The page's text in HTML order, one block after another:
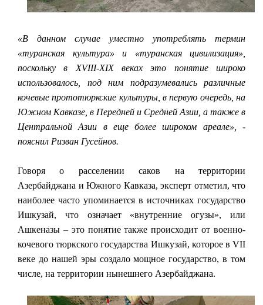
«В данном случае уместно употреблять термин
«туранская культура» и «туранская цивилизация»,
поскольку в XVIII-XIX веках это понятие широко
использовалось, под ним подразумевались различные
кочевые прототюркские культуры, в первую очередь, на
Южном Кавказе, в Передней и Средней Азии, а также в
Центральной Азии в еще более широком ареале», -
пояснил Ризван Гусейнов.
Говоря о расселении саков на территории
Азербайджана и Южного Кавказа, эксперт отметил, что
наиболее часто упоминается в источниках государство
Ишкузай, что означает «внутренние огузы», или
Ашкеназы – это понятие также происходит от военно-
кочевого тюркского государства Ишкузай, которое в VII
веке до нашей эры создало мощное государство, в том
числе, на территории нынешнего Азербайджана.